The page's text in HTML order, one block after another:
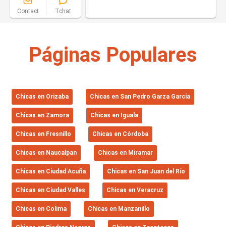
Contact Tchat
Páginas Populares
Chicas en Orizaba Chicas en San Pedro Garza García
Chicas en Zamora Chicas en Iguala
Chicas en Fresnillo Chicas en Córdoba
Chicas en Naucalpan Chicas en Miramar
Chicas en Ciudad Acuña Chicas en San Juan del Río
Chicas en Ciudad Valles Chicas en Veracruz
Chicas en Colima Chicas en Manzanillo